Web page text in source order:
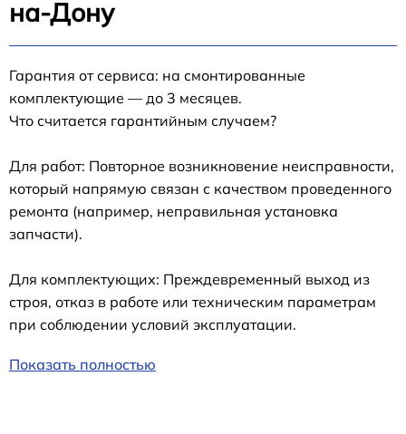
на-Дону
Гарантия от сервиса: на смонтированные
комплектующие — до 3 месяцев.
Что считается гарантийным случаем?
Для работ: Повторное возникновение неисправности,
который напрямую связан с качеством проведенного
ремонта (например, неправильная установка
запчасти).
Для комплектующих: Преждевременный выход из
строя, отказ в работе или техническим параметрам
при соблюдении условий эксплуатации.
Показать полностью